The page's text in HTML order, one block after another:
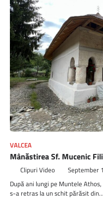
VALCEA
Mânăstirea Sf. Mucenic
Clipuri Video September
După ani lungi pe Muntele
s-a retras la un schit părăsit din…